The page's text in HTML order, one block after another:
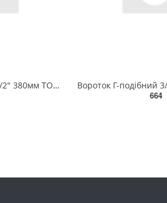
Вороток з шарніром 1/2" 380мм TOPTUL CFAE1615
664